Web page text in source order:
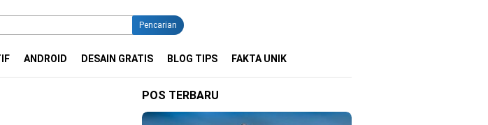
Pencarian
ANDROID DESAIN GRATIS BLOG TIPS FAKTA UNIK
POS TERBARU